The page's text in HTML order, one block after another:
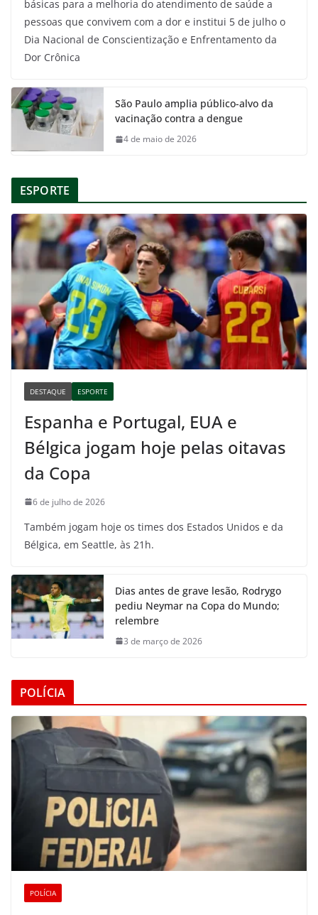
básicas para a melhoria do atendimento de saúde a
pessoas que convivem com a dor e institui 5 de julho o
Dia Nacional de Conscientização e Enfrentamento da
Dor Crônica
São Paulo amplia público-alvo da
vacinação contra a dengue
4 de maio de 2026
ESPORTE
DESTAQUE ESPORTE
Espanha e Portugal, EUA e
Bélgica jogam hoje pelas oitavas
da Copa
6 de julho de 2026
Também jogam hoje os times dos Estados Unidos e da
Bélgica, em Seattle, às 21h.
Dias antes de grave lesão, Rodrygo
pediu Neymar na Copa do Mundo;
relembre
3 de março de 2026
POLÍCIA
POLÍCIA